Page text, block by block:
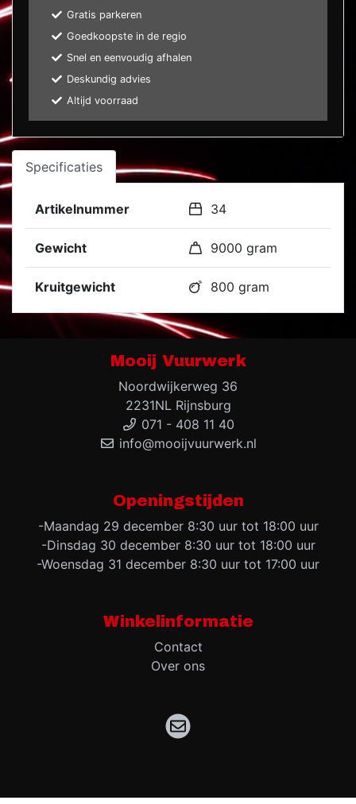
Gratis parkeren
Goedkoopste in de regio
Snel en eenvoudig afhalen
Deskundig advies
Altijd voorraad
Specificaties
Artikelnummer 34
Gewicht 9000 gram
Kruitgewicht 800 gram
Mooij Vuurwerk
Noordwijkerweg 36
2231NL Rijnsburg
071 - 408 11 40
info@mooijvuurwerk.nl
Openingstijden
-Maandag 29 december 8:30 uur tot 18:00 uur
-Dinsdag 30 december 8:30 uur tot 18:00 uur
-Woensdag 31 december 8:30 uur tot 17:00 uur
Winkelinformatie
Contact
Over ons